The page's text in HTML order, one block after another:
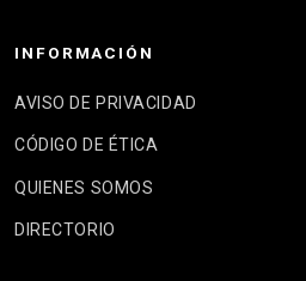
INFORMACIÓN
AVISO DE PRIVACIDAD
CÓDIGO DE ÉTICA
QUIENES SOMOS
DIRECTORIO